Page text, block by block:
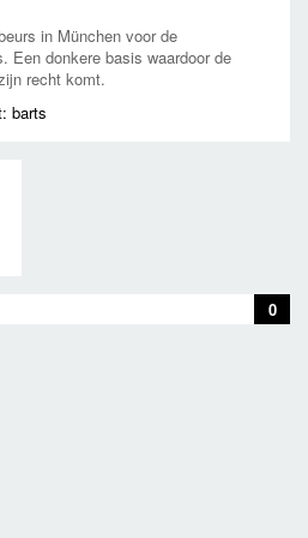
in München voor de
Een donkere basis waardoor de
recht komt.
barts
0